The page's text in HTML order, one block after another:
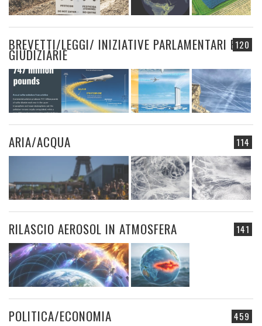
120
BREVETTI/LEGGI/ INIZIATIVE PARLAMENTARI E
GIUDIZIARIE
114
ARIA/ACQUA
141
RILASCIO AEROSOL IN ATMOSFERA
459
POLITICA/ECONOMIA